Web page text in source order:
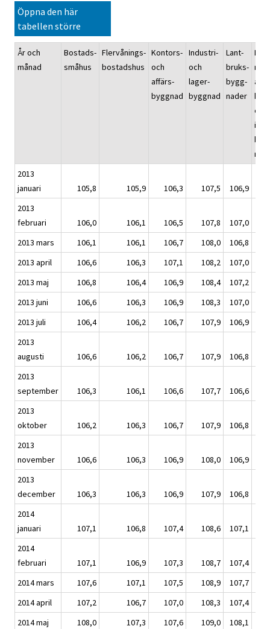
Öppna den här
tabellen större
År och
månad
Bostads-
småhus
Flervånings-
bostadshus
Kontors-
och
affärs-
byggnad
Industri-
och
lager-
byggnad
Lant-
bruks-
bygg-
nader
av
och
2013
januari
105,8 105,9 106,3 107,5 106,9
2013
februari
106,0 106,1 106,5 107,8 107,0
2013 mars
106,1 106,1 106,7 108,0 106,8
2013 april
106,6 106,3 107,1 108,2 107,0
2013 maj
106,8 106,4 106,9 108,4 107,2
2013 juni
106,6 106,3 106,9 108,3 107,0
2013 juli
106,4 106,2 106,7 107,9 106,9
2013
augusti
106,6 106,2 106,7 107,9 106,8
2013
september
106,3 106,1 106,6 107,7 106,6
2013
oktober
106,2 106,3 106,7 107,9 106,8
2013
november
106,6 106,3 106,9 108,0 106,9
2013
december
106,3 106,3 106,9 107,9 106,8
2014
januari
107,1 106,8 107,4 108,6 107,1
2014
februari
107,1 106,9 107,3 108,7 107,4
2014 mars
107,6 107,1 107,5 108,9 107,7
2014 april
107,2 106,7 107,0 108,3 107,4
2014 maj
108,0 107,3 107,6 109,0 108,1